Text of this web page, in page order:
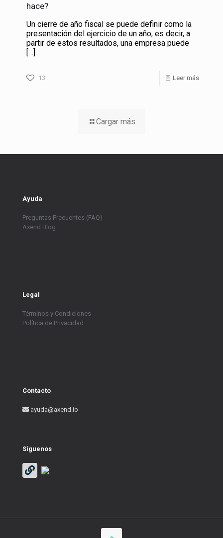
hace?
Un cierre de año fiscal se puede definir como la
presentación del ejercicio de un año, es decir, a
partir de estos resultados, una empresa puede
[…]
13 Leer más
Cargar más
Ayuda
Preguntas Frecuentes (FAQ)
Axend Blog
Legal
Términos y Condiciones
Política de Privacidad
Contacto
ayuda@axend.io
Síguenos